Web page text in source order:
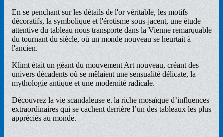
En se penchant sur les détails de l'or véritable, les motifs
décoratifs, la symbolique et l'érotisme sous-jacent, une étude
attentive du tableau nous transporte dans la Vienne remarquable
du tournant du siècle, où un monde nouveau se heurtait à
l'ancien.
Klimt était un géant du mouvement Art nouveau, créant des
univers décadents où se mêlaient une sensualité délicate, la
mythologie antique et une modernité radicale.
Découvrez la vie scandaleuse et la riche mosaïque d’influences
extraordinaires qui se cachent derrière l’un des tableaux les plus
appréciés au monde.